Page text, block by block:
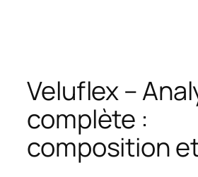
Veluflex –
complète :
composition